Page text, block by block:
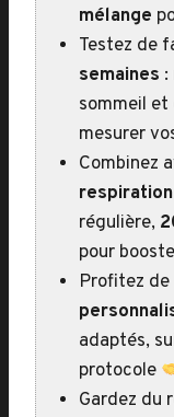
mélange
Testez de
semaines
sommeil et
mesurer
Combinez
régulière,
pour
Profitez de
adaptés,
protocole
Gardez du